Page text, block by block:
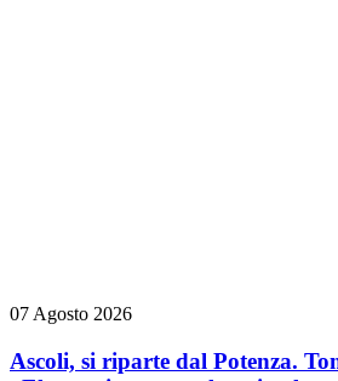
07 Agosto 2026
Ascoli, si riparte dal Potenza.